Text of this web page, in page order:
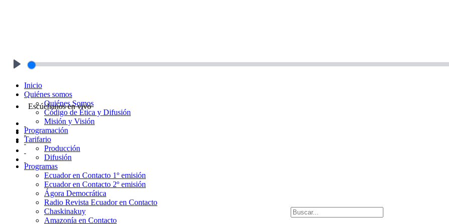
Escúchanos en vivo
Inicio
Quiénes somos
Quiénes Somos
Código de Ética y Difusión
Misión y Visión
Programación
Tarifario
Producción
Difusión
Programas
Ecuador en Contacto 1º emisión
Ecuador en Contacto 2º emisión
Ágora Democrática
Radio Revista Ecuador en Contacto
Chaskinakuy
Amazonía en Contacto